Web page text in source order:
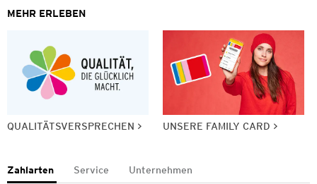
MEHR ERLEBEN
QUALITÄTSVERSPRECHEN UNSERE FAMILY CARD
Zahlarten Service Unternehmen